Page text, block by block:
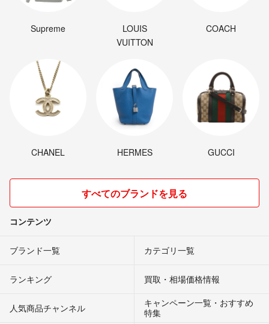
Supreme
LOUIS
VUITTON
COACH
CHANEL HERMES GUCCI
すべてのブランドを見る
コンテンツ
ブランド一覧 カテゴリ一覧
ランキング 買取・相場価格情報
人気商品チャンネル
キャンペーン一覧・おすすめ
特集